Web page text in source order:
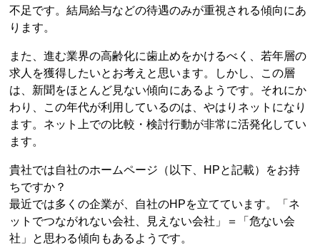
不足です。結局給与などの待遇のみが重視される傾向にあ
ります。
また、進む業界の高齢化に歯止めをかけるべく、若年層の
求人を獲得したいとお考えと思います。しかし、この層
は、新聞をほとんど見ない傾向にあるようです。それにか
わり、この年代が利用しているのは、やはりネットになり
ます。ネット上での比較・検討行動が非常に活発化してい
ます。
貴社では自社のホームページ（以下、HPと記載）をお持
ちですか？
最近では多くの企業が、自社のHPを立てています。「ネ
ットでつながれない会社、見えない会社」＝「危ない会
社」と思わる傾向もあるようです。